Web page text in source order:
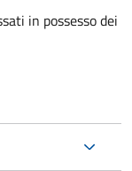
in possesso dei